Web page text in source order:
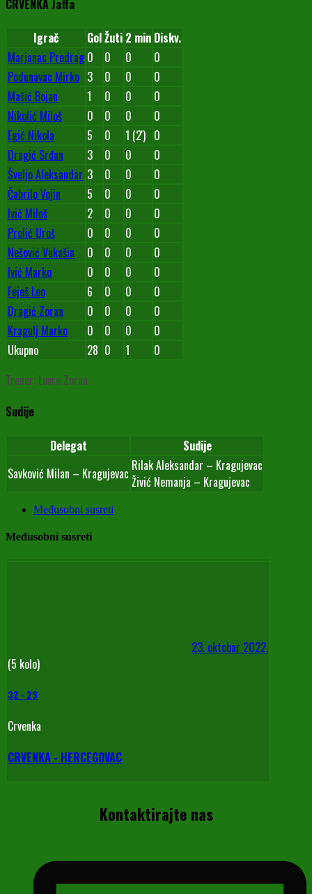
CRVENKA Jaffa
Igrač GolŽuti 2 min Diskv.
Marjanac Predrag 0 0 0
0
Podunavac Mirko 3 0 0
0
Mašić Bojan
1 0 0
0
Nikolić Miloš
0 0 0
0
Egić Nikola
5 0 1 (2') 0
Dragić Srđan
3 0 0
0
Šveljo Aleksandar 3 0 0
0
Čabrilo Vojin
5 0 0
0
Ivić Miloš
2 0 0
0
Prolić Uroš
0 0 0
0
Nešović Vukašin
0 0 0
0
Ivić Marko
0 0 0
0
Feješ Leo
6 0 0
0
Dragić Zoran
0 0 0
0
Kragulj Marko
0 0 0
0
Ukupno
28 0 1
0
Trener: Lovre Zoran
Sudije
Delegat
Sudije
Savković Milan – Kragujevac Rilak Aleksandar – Kragujevac
Živić Nemanja – Kragujevac
Međusobni susreti
Međusobni susreti
23. oktobar 2022.
(5 kolo)
32 - 29
Crvenka
CRVENKA - HERCEGOVAC
Kontaktirajte nas